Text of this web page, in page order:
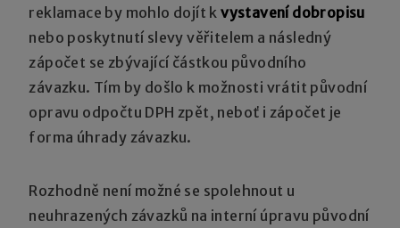
reklamace by mohlo dojít kvystavení dobropisu
nebo poskytnutí slevy věřitelem a následný
zápočet se zbývající částkou původního
závazku. Tím by došlo k možnosti vrátit původní
opravu odpočtu DPH zpět, neboť i zápočet je
forma úhrady závazku.
Rozhodně není možné se spolehnout u
neuhrazených závazků na interní úpravu původní